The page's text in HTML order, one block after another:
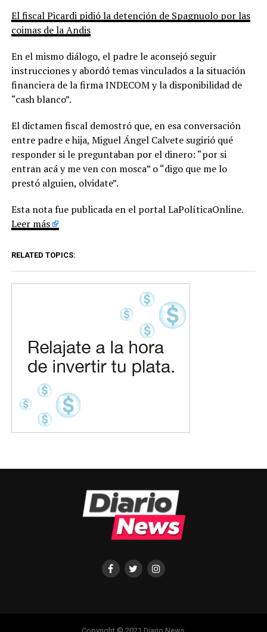
El fiscal Picardi pidió la detención de Spagnuolo por las
coimas de la Andis
En el mismo diálogo, el padre le aconsejó seguir
instrucciones y abordó temas vinculados a la situación
financiera de la firma INDECOM y la disponibilidad de
“cash blanco”.
El dictamen fiscal demostró que, en esa conversación
entre padre e hija, Miguel Ángel Calvete sugirió qué
responder si le preguntaban por el dinero: “por si
entran acá y me ven con mosca” o “digo que me lo
prestó alguien, olvidate”.
Esta nota fue publicada en el portal LaPolíticaOnline.
Leer más
RELATED TOPICS: